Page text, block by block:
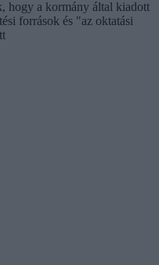
hogy a kormány által kiadott
források és "az oktatási